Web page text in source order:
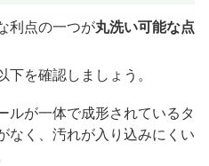
利点の一つが丸洗い可能な点
を確認しましょう。
ルが一体で成形されているタ
なく、汚れが入り込みにくい